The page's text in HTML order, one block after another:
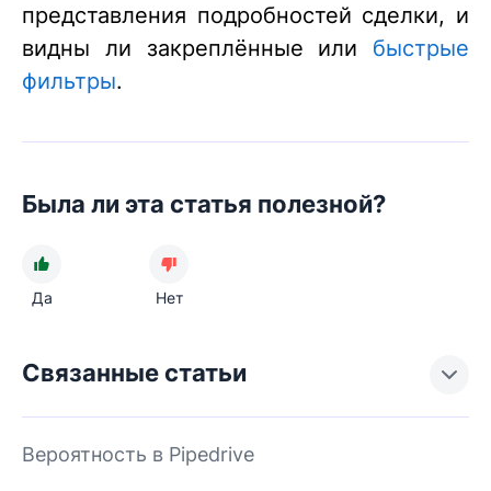
представления подробностей сделки, и
видны ли закреплённые или быстрые
фильтры.
Была ли эта статья полезной?
Да Нет
Связанные статьи
Вероятность в Pipedrive